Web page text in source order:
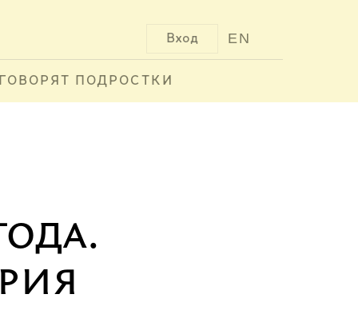
EN
Вход
ПОДРОСТКИ